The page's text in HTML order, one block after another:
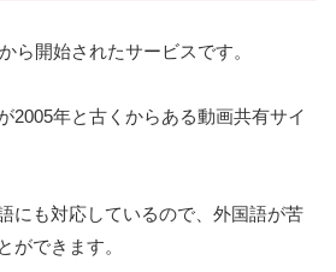
ら開始されたサービスです。
2005年と古くからある動画共有サイ
にも対応しているので、外国語が苦
ができます。